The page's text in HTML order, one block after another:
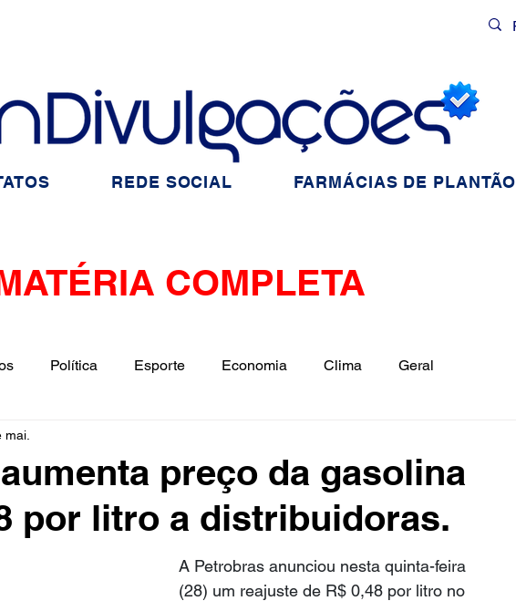
COMPLETA
Política Esporte Economia Clima Geral
Influencer Luto Artista Seleção Brasileira
Redes Sociais Trânsito Reality Show
preço da gasolina
por litro a distribuidoras.
mai.
A Petrobras anunciou nesta quinta-feira
(28) um reajuste de R$ 0,48 por litro no
REDE SOCIAL FARMÁCIAS DE PLANTÃO